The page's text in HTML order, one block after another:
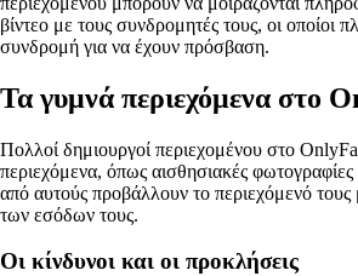
βίντεο με τους συνδρομητές τους, οι οποίοι
συνδρομή για να έχουν πρόσβαση.
Τα γυμνά περιεχόμενα στο
Πολλοί δημιουργοί περιεχομένου στο
περιεχόμενα, όπως αισθησιακές φωτογραφίες
από αυτούς προβάλλουν το περιεχόμενό
των εσόδων τους.
Οι κίνδυνοι και οι προκλήσεις